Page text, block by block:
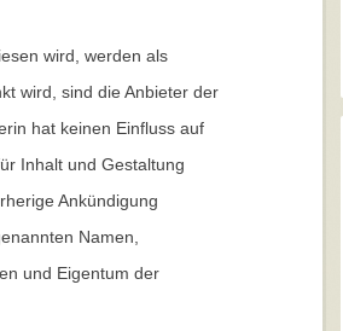
wird, werden als
wird, sind die Anbieter der
hat keinen Einfluss auf
Inhalt und Gestaltung
Ankündigung
Namen,
und Eigentum der